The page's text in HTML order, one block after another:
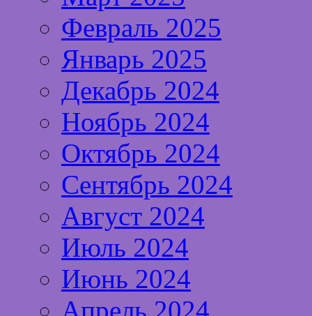
Февраль 2025
Январь 2025
Декабрь 2024
Ноябрь 2024
Октябрь 2024
Сентябрь 2024
Август 2024
Июль 2024
Июнь 2024